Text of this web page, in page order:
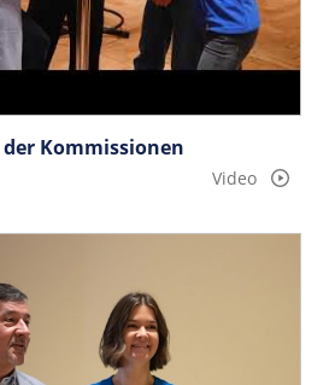
Kommissionen
Video